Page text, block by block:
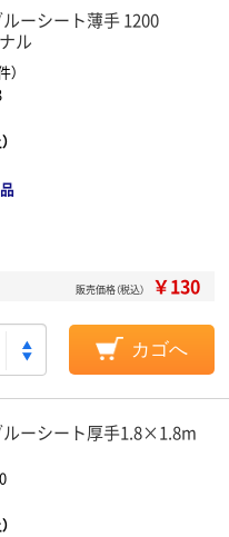
ルーシート薄手 1200
ル
）
販売価格（税込） ￥130
カゴへ
ルーシート厚手1.8×1.8m